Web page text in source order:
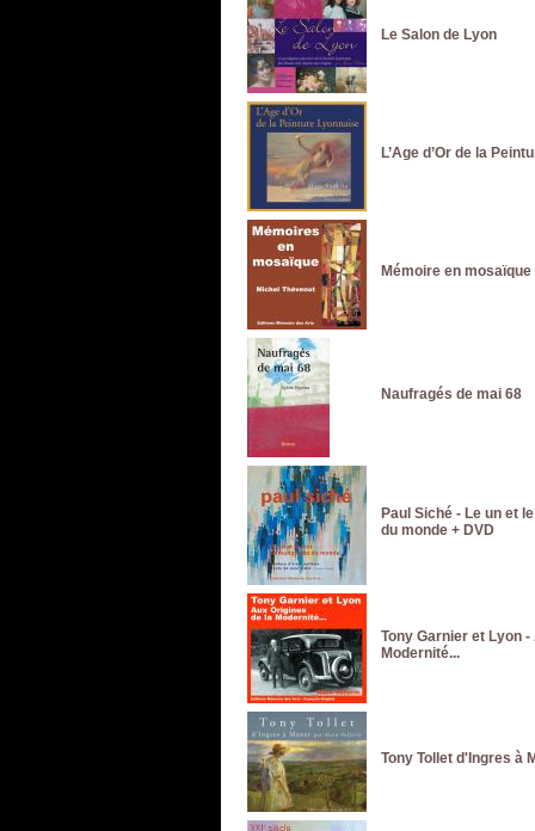
Le Salon de Lyon
L’Age d’Or de la
Mémoire en mosaïque
Naufragés de mai 68
Paul Siché - Le un et
du monde + DVD
Tony Garnier et Lyon
Modernité...
Tony Tollet d'Ingres à